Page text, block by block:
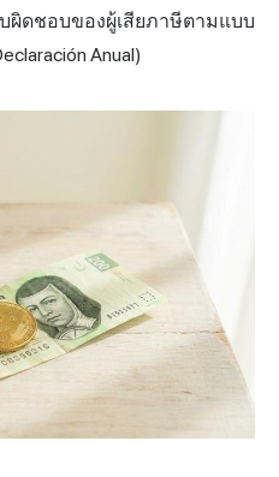
ดชอบของผู้เสียภาษีตามแบบ
Anual)